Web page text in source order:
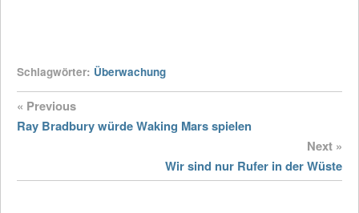
Schlagwörter: Überwachung
« Previous
Ray Bradbury würde Waking Mars spielen
Next »
Wir sind nur Rufer in der Wüste